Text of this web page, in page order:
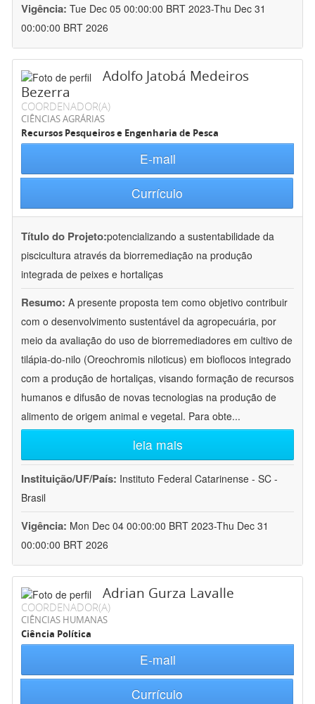
Vigência: Tue Dec 05 00:00:00 BRT 2023-Thu Dec 31
00:00:00 BRT 2026
Adolfo Jatobá Medeiros
Bezerra
COORDENADOR(A)
CIÊNCIAS AGRÁRIAS
Recursos Pesqueiros e Engenharia de Pesca
E-mail
Currículo
Título do Projeto:potencializando a sustentabilidade da
piscicultura através da biorremediação na produção
integrada de peixes e hortaliças
Resumo: A presente proposta tem como objetivo contribuir
com o desenvolvimento sustentável da agropecuária, por
meio da avaliação do uso de biorremediadores em cultivo de
tilápia-do-nilo (Oreochromis niloticus) em bioflocos integrado
com a produção de hortaliças, visando formação de recursos
humanos e difusão de novas tecnologias na produção de
alimento de origem animal e vegetal. Para obte...
leia mais
Instituição/UF/País: Instituto Federal Catarinense - SC -
Brasil
Vigência: Mon Dec 04 00:00:00 BRT 2023-Thu Dec 31
00:00:00 BRT 2026
Adrian Gurza Lavalle
COORDENADOR(A)
CIÊNCIAS HUMANAS
Ciência Política
E-mail
Currículo